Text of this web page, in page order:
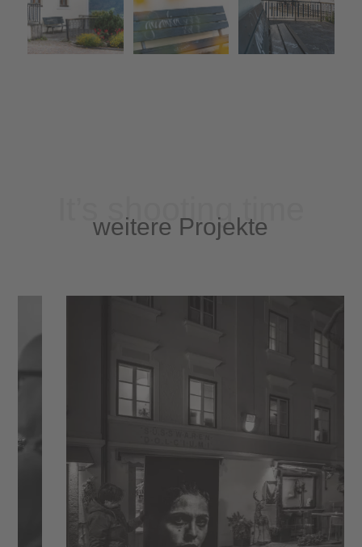
It’s shooting time
weitere Projekte